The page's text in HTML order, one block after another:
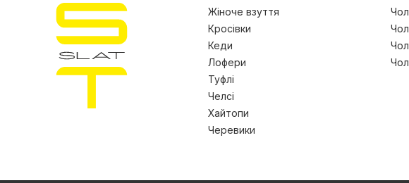
Жіноче взуття
Кросівки
Кеди
Лофери
Туфлі
Челсі
Хайтопи
Черевики